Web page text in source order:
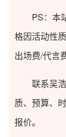
PS：本站
格因活动性
出场费/代言
联系吴浩
质、预算、
报价。